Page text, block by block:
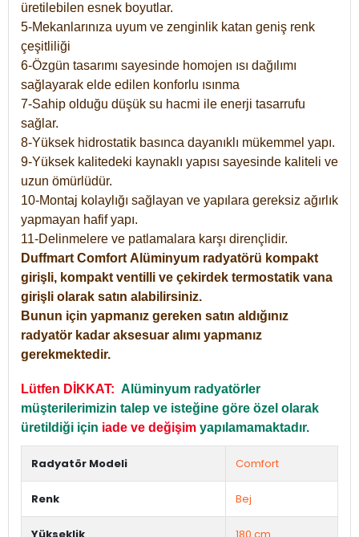
üretilebilen esnek boyutlar.
5-Mekanlarınıza uyum ve zenginlik katan geniş renk
çeşitliliği
6-Özgün tasarımı sayesinde homojen ısı dağılımı
sağlayarak elde edilen konforlu ısınma
7-Sahip olduğu düşük su hacmi ile enerji tasarrufu
sağlar.
8-Yüksek hidrostatik basınca dayanıklı mükemmel yapı.
9-Yüksek kalitedeki kaynaklı yapısı sayesinde kaliteli ve
uzun ömürlüdür.
10-Montaj kolaylığı sağlayan ve yapılara gereksiz ağırlık
yapmayan hafif yapı.
11-Delinmelere ve patlamalara karşı dirençlidir.
Duffmart Comfort Alüminyum radyatörü kompakt
girişli, kompakt ventilli ve çekirdek termostatik vana
girişli olarak satın alabilirsiniz.
Bunun için yapmanız gereken satın aldığınız
radyatör kadar aksesuar alımı yapmanız
gerekmektedir.
Lütfen DİKKAT: Alüminyum radyatörler
müşterilerimizin talep ve isteğine göre özel olarak
üretildiği için iade ve değişim yapılamamaktadır.
Radyatör Modeli Comfort
Renk Bej